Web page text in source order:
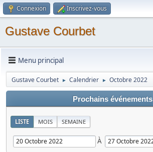
Connexion Inscrivez-vous
Gustave Courbet
Menu principal
Gustave Courbet ► Calendrier ► Octobre 2022
Prochains événements
LISTE MOIS SEMAINE
À